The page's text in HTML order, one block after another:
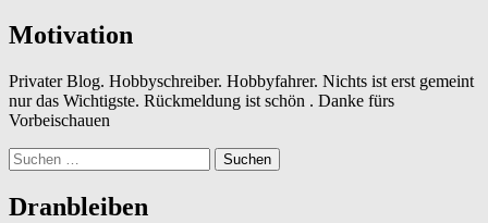
Motivation
Privater Blog. Hobbyschreiber. Hobbyfahrer. Nichts ist erst gemeint
nur das Wichtigste. Rückmeldung ist schön . Danke fürs
Vorbeischauen
Suchen
nach:
Dranbleiben